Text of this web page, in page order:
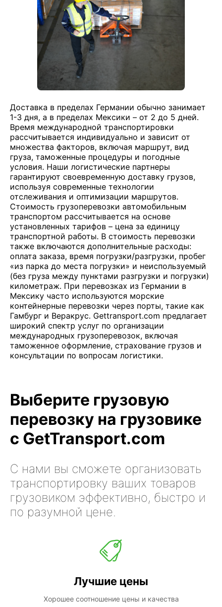
Доставка в пределах Германии обычно занимает
1-3 дня, а в пределах Мексики – от 2 до 5 дней.
Время международной транспортировки
рассчитывается индивидуально и зависит от
множества факторов, включая маршрут, вид
груза, таможенные процедуры и погодные
условия. Наши логистические партнеры
гарантируют своевременную доставку грузов,
используя современные технологии
отслеживания и оптимизации маршрутов.
Стоимость грузоперевозки автомобильным
транспортом рассчитывается на основе
установленных тарифов – цена за единицу
транспортной работы. В стоимость перевозки
также включаются дополнительные расходы:
оплата заказа, время погрузки/разгрузки, пробег
«из парка до места погрузки» и неиспользуемый
(без груза между пунктами разгрузки и погрузки)
километраж. При перевозках из Германии в
Мексику часто используются морские
контейнерные перевозки через порты, такие как
Гамбург и Веракрус. Gettransport.com предлагает
широкий спектр услуг по организации
международных грузоперевозок, включая
таможенное оформление, страхование грузов и
консультации по вопросам логистики.
Выберите грузовую
перевозку на грузовике
с GetTransport.com
С нами вы сможете организовать
транспортировку ваших товаров
грузовиком эффективно, быстро и
по разумной цене.
Лучшие цены
Хорошее соотношение цены и качества